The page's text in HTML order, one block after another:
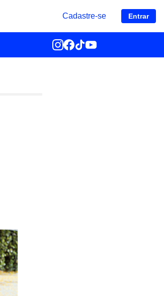
Cadastre-se Entrar